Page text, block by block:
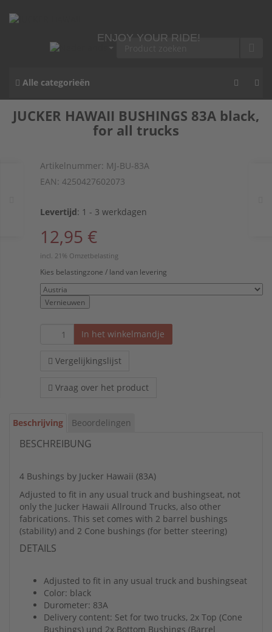
ENJOY YOUR RIDE!
Alle categorieën
JUCKER HAWAII BUSHINGS 83A black,
for all trucks
Artikelnummer: MJ-BU-83A
EAN: 4250427602073
Levertijd: 1 - 3 werkdagen
12,95 €
incl. 21% Omzetbelasting
Kies belastingzone / land van levering
Vernieuwen
In het winkelmandje
Vergelijkingslijst
Vraag over het product
Beschrijving Beoordelingen
BESCHREIBUNG
4 Bushings by Jucker Hawaii (83A)
Adjusted to fit in any usual truck and bushingseat, not
only the Jucker Hawaii Allround Trucks, also other
fabrications. This set comes with 2 barrel bushings
(stability) and 2 Cone bushings (for better steering)
DETAILS
Adjusted to fit in any usual truck and bushingseat
Color: black
Durometer: 83A
Delivery content: Set for two trucks, 2x Top (Cone
Bushings) und 2x Bottom Bushings (Barrel